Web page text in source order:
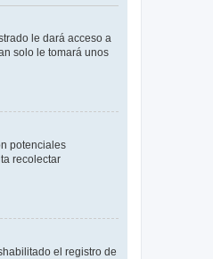
le dará acceso a
solo le tomará unos
potenciales
recolectar
el registro de